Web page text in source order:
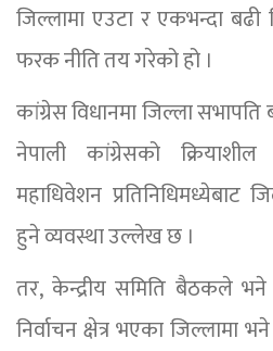
जिल्लामा एउटा र एकभन्दा बढी
फरक नीति तय गरेको हो ।
कांग्रेस विधानमा जिल्ला सभापति
नेपाली कांग्रेसको
महाधिवेशन प्रतिनिधिमध्येबाट
हुने व्यवस्था उल्लेख छ ।
तर, केन्द्रीय समिति बैठकले भने
निर्वाचन क्षेत्र भएका जिल्लामा